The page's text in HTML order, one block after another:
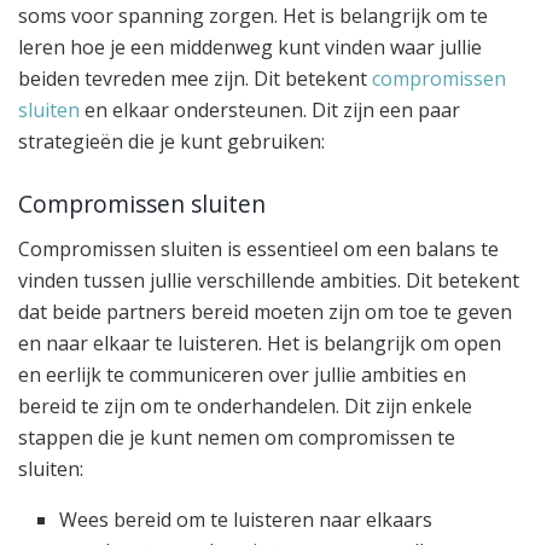
soms voor spanning zorgen. Het is belangrijk om te
leren hoe je een middenweg kunt vinden waar jullie
beiden tevreden mee zijn. Dit betekentcompromissen
sluiten en elkaar ondersteunen. Dit zijn een paar
strategieën die je kunt gebruiken:
Compromissen sluiten
Compromissen sluiten is essentieel om een balans te
vinden tussen jullie verschillende ambities. Dit betekent
dat beide partners bereid moeten zijn om toe te geven
en naar elkaar te luisteren. Het is belangrijk om open
en eerlijk te communiceren over jullie ambities en
bereid te zijn om te onderhandelen. Dit zijn enkele
stappen die je kunt nemen om compromissen te
sluiten:
Wees bereid om te luisteren naar elkaars